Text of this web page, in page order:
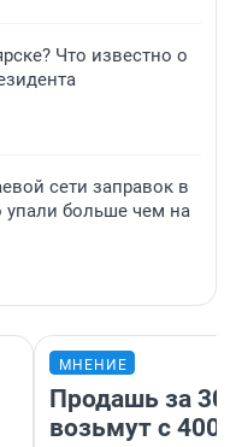
Что известно о
сети заправок в
упали больше чем на
МНЕНИЕ
Продашь за
возьмут с